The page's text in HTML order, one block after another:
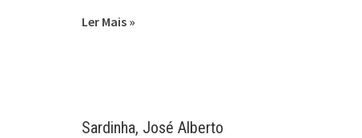
Ler Mais »
Sardinha, José Alberto